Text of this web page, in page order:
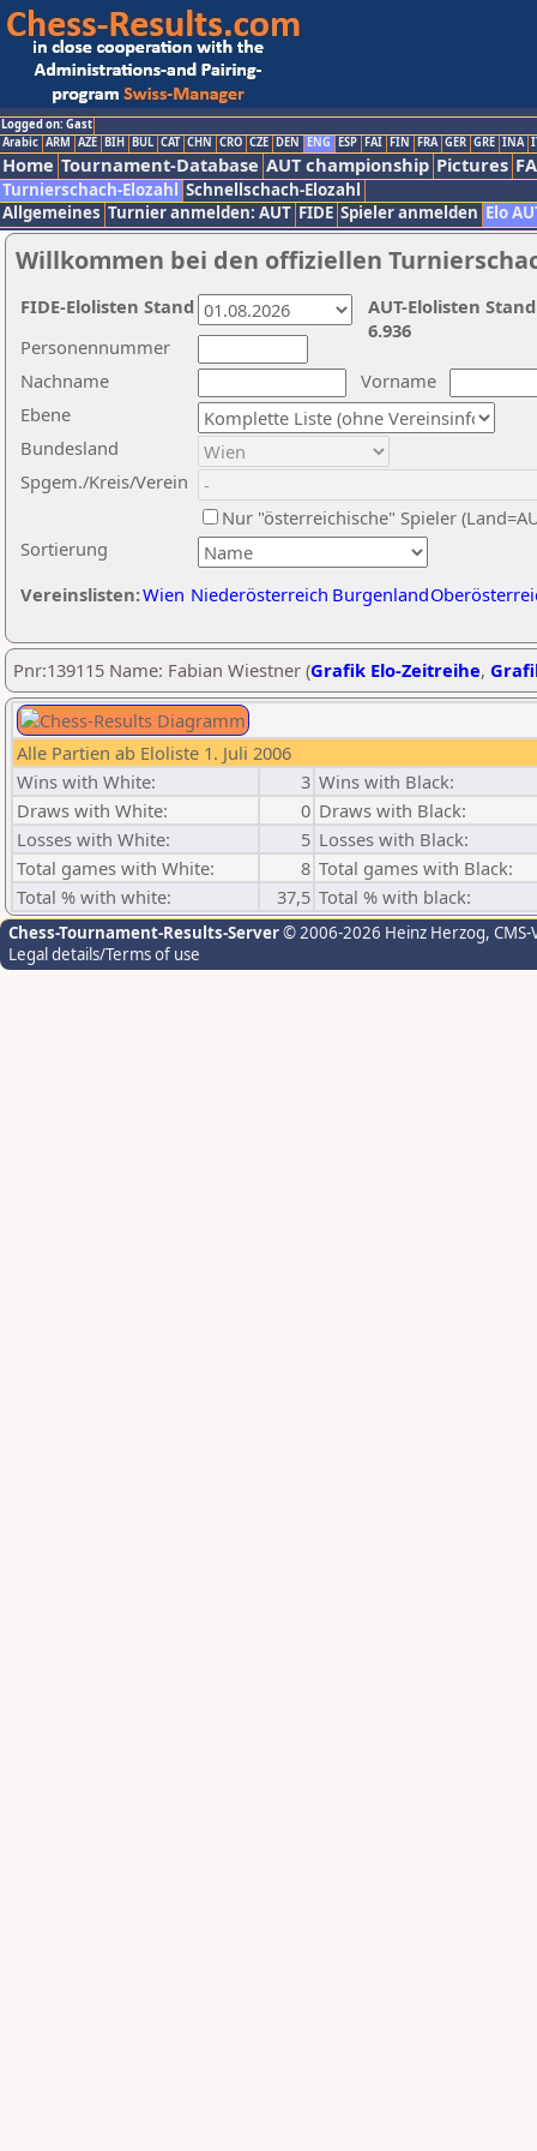
Logged on: Gast
Arabic ARM AZE BIH BUL CAT CHN CRO CZE DEN ENG ESP FAI FIN FRA GER GRE INA
Home Tournament-Database AUT championship Pictures
Turnierschach-Elozahl Schnellschach-Elozahl
Allgemeines Turnier anmelden: AUT FIDE Spieler anmelden Elo
Willkommen bei den offiziellen
Nachname
Vorname
Ebene
Sortierung
Personennummer
Bundesland
Spgem./Kreis/Verein
Nur "österreichische" Spieler
Vereinslisten:Wien Niederösterreich Burgenland
AUT-Elolisten
6.936
FIDE-Elolisten Stand
Pnr:139115 Name: Fabian Wiestner (Grafik Elo-Zeitreihe,
Alle Partien ab Eloliste 1. Juli 2006
Wins with White:
3 Wins with Black:
Draws with White:
0 Draws with Black:
Losses with White:
5 Losses with Black:
Total games with White:
8 Total games with Black:
Total % with white:
37,5 Total % with black:
Chess-Tournament-Results-Server© 2006-2026 Heinz Herzog,
Legal details/Terms of use